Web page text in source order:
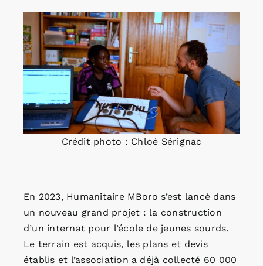
Crédit photo : Chloé Sérignac
En 2023, Humanitaire MBoro s’est lancé dans
un nouveau grand projet : la construction
d’un internat pour l’école de jeunes sourds.
Le terrain est acquis, les plans et devis
établis et l’association a déjà collecté 60 000